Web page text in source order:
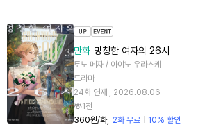
만화 멍청한 여자의 26시
토노 메자 / 아야노 우라스케
드라마
24화 연재 , 2026.08.06
1천
360원/화
2화 무료 10% 할인